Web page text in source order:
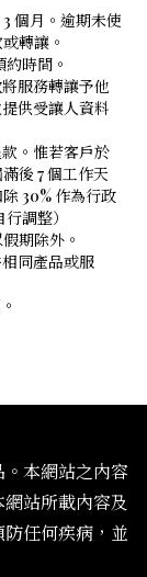
個月。逾期未使
轉讓。
時間。
服務轉讓予他
供受讓人資料
。惟若客戶於
後 7 個工作天
30% 作為行政
調整）
期除外。
同產品或服
。本網站之內容
站所載內容及
任何疾病，並